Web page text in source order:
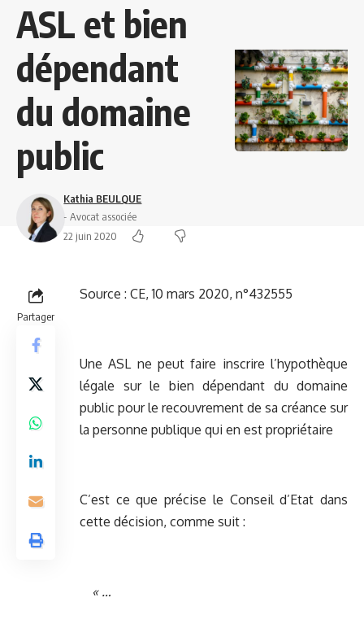
ASL et bien
dépendant
du domaine
public
Kathia BEULQUE
- Avocat associée
22 juin 2020
Partager
Source : CE, 10 mars 2020, n°432555
Une ASL ne peut faire inscrire l’hypothèque
légale sur le bien dépendant du domaine
public pour le recouvrement de sa créance sur
la personne publique qui en est propriétaire
C’est ce que précise le Conseil d’Etat dans
cette décision, comme suit :
« …